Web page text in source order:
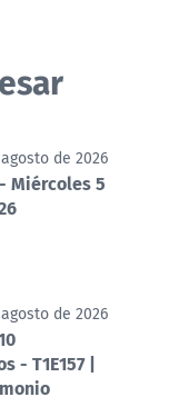
de 2026
Miércoles 5
de 2026
- T1E157 |